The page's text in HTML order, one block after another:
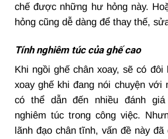
chế được những hư hỏng này.
hỏng cũng dễ dàng để thay thế,
Tính nghiêm túc của ghế cao
Khi ngồi ghế chân xoay, sẽ có
xoay ghế khi đang nói chuyện với
có thể dẫn đến nhiều đánh
nghiêm túc trong công việc.
lãnh đạo chân tĩnh, vấn đề này